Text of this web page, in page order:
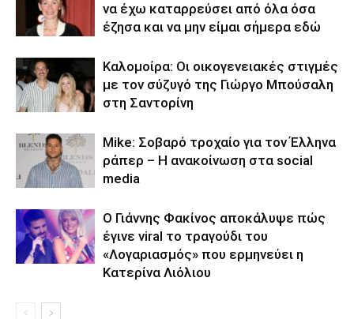
να έχω καταρρεύσει από όλα όσα
έζησα και να μην είμαι σήμερα εδώ
Καλομοίρα: Οι οικογενειακές στιγμές
με τον σύζυγό της Γιώργο Μπούσαλη
στη Σαντορίνη
Mike: Σοβαρό τροχαίο για τον Έλληνα
ράπερ – Η ανακοίνωση στα social
media
Ο Γιάννης Φακίνος αποκάλυψε πώς
έγινε viral το τραγούδι του
«Λογαριασμός» που ερμηνεύει η
Κατερίνα Λιόλιου